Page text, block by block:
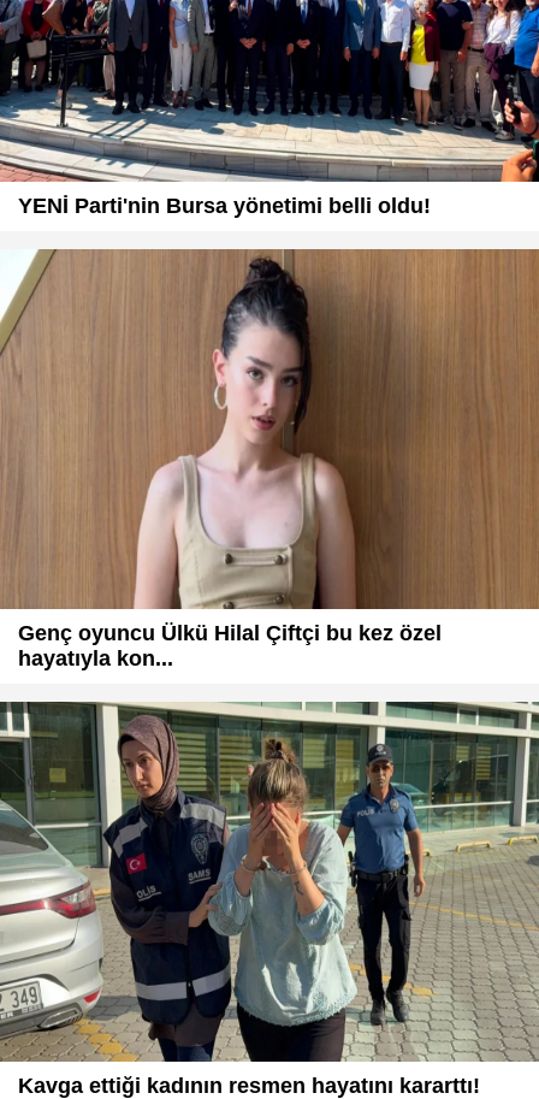
YENİ Parti'nin Bursa yönetimi belli oldu!
Genç oyuncu Ülkü Hilal Çiftçi bu kez özel
hayatıyla kon...
Kavga ettiği kadının resmen hayatını kararttı!